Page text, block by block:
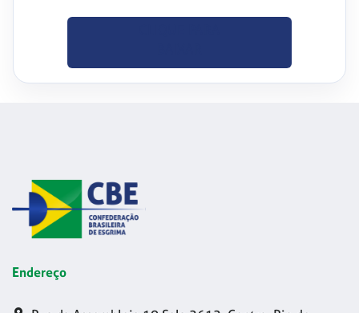
Endereço